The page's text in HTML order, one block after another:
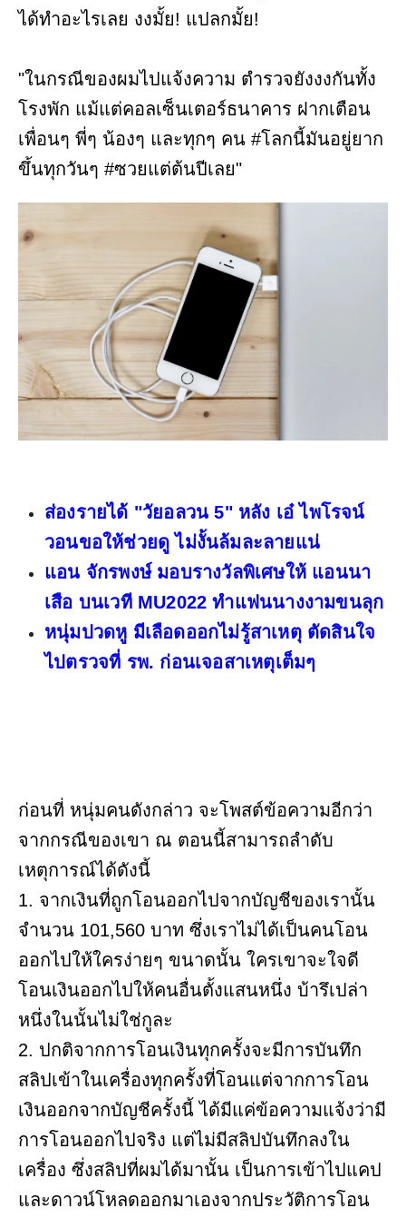
ได้ทำอะไรเลย งงมั้ย! แปลกมั้ย!
"ในกรณีของผมไปแจ้งความ ตำรวจยังงงกันทั้ง
โรงพัก แม้แต่คอลเซ็นเตอร์ธนาคาร ฝากเตือน
เพื่อนๆ พี่ๆ น้องๆ และทุกๆ คน #โลกนี้มันอยู่ยาก
ขึ้นทุกวันๆ #ซวยแต่ต้นปีเลย"
ส่องรายได้ "วัยอลวน 5" หลัง เอ๋ ไพโรจน์
วอนขอให้ช่วยดู ไม่งั้นล้มละลายแน่
แอน จักรพงษ์ มอบรางวัลพิเศษให้ แอนนา
เสือ บนเวที MU2022 ทำแฟนนางงามขนลุก
หนุ่มปวดหู มีเลือดออกไม่รู้สาเหตุ ตัดสินใจ
ไปตรวจที่ รพ. ก่อนเจอสาเหตุเต็มๆ
ก่อนที่ หนุ่มคนดังกล่าว จะโพสต์ข้อความอีกว่า
จากกรณีของเขา ณ ตอนนี้สามารถลำดับ
เหตุการณ์ได้ดังนี้
1. จากเงินที่ถูกโอนออกไปจากบัญชีของเรานั้น
จำนวน 101,560 บาท ซึ่งเราไม่ได้เป็นคนโอน
ออกไปให้ใครง่ายๆ ขนาดนั้น ใครเขาจะใจดี
โอนเงินออกไปให้คนอื่นตั้งแสนหนึ่ง บ้ารึเปล่า
หนึ่งในนั้นไม่ใช่กูละ
2. ปกติจากการโอนเงินทุกครั้งจะมีการบันทึก
สลิปเข้าในเครื่องทุกครั้งที่โอนแต่จากการโอน
เงินออกจากบัญชีครั้งนี้ ได้มีแค่ข้อความแจ้งว่ามี
การโอนออกไปจริง แต่ไม่มีสลิปบันทึกลงใน
เครื่อง ซึ่งสลิปที่ผมได้มานั้น เป็นการเข้าไปแคป
และดาวน์โหลดออกมาเองจากประวัติการโอน